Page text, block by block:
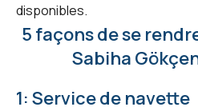
disponibles.
5 façons de se
Sabiha
1: Service de navette